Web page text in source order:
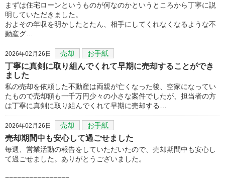
まずは住宅ローンというものが何なのかというところから丁寧に説
明していただきました。
およその年収を明かしたとたん、相手にしてくれなくなるような不
動産グ…
2026年02月26日 売却 お手紙
丁寧に真剣に取り組んでくれて早期に売却することができ
ました
私の売却を依頼した不動産は両親が亡くなった後、空家になってい
たもので売却額も一千万円少々の小さな案件でしたが、担当者の方
は丁寧に真剣に取り組んでくれて早期に売却する…
2026年02月26日 売却 お手紙
売却期間中も安心して過ごせました
毎週、営業活動の報告をしていただいたので、売却期間中も安心し
て過ごせました。ありがとうございました。